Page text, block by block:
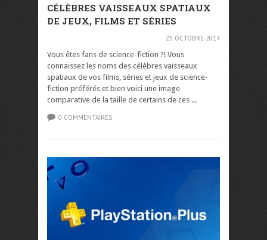
CÉLÈBRES VAISSEAUX SPATIAUX
DE JEUX, FILMS ET SÉRIES
25 OCTOBRE 2014
Vous êtes fans de science-fiction ?! Vous
connaissez les noms des célèbres vaisseaux
spatiaux de vos films, séries et jeux de science-
fiction préférés et bien voici une image
comparative de la taille de certains de ces ...
0 COMMENTAIRES